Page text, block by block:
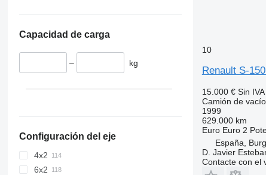
Capacidad de carga
– kg
Configuración del eje
4x2
6x2
10
Renault S-
15.000 € Sin IVA
Camión de vacío
1999
629.000 km
Euro Euro 2
España,
D. Javier
Contacte con el